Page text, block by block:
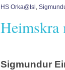
HS Orka@isl
Heimskra
Sigmundur